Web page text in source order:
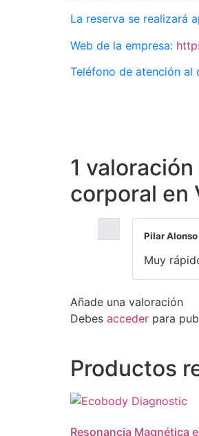
La reserva se realizará
Web de la empresa:
Teléfono de atención al
1 valoración
corporal en
Pilar Alonso
Muy
Añade una valoración
Debes acceder para
Productos
Resonancia Magnética